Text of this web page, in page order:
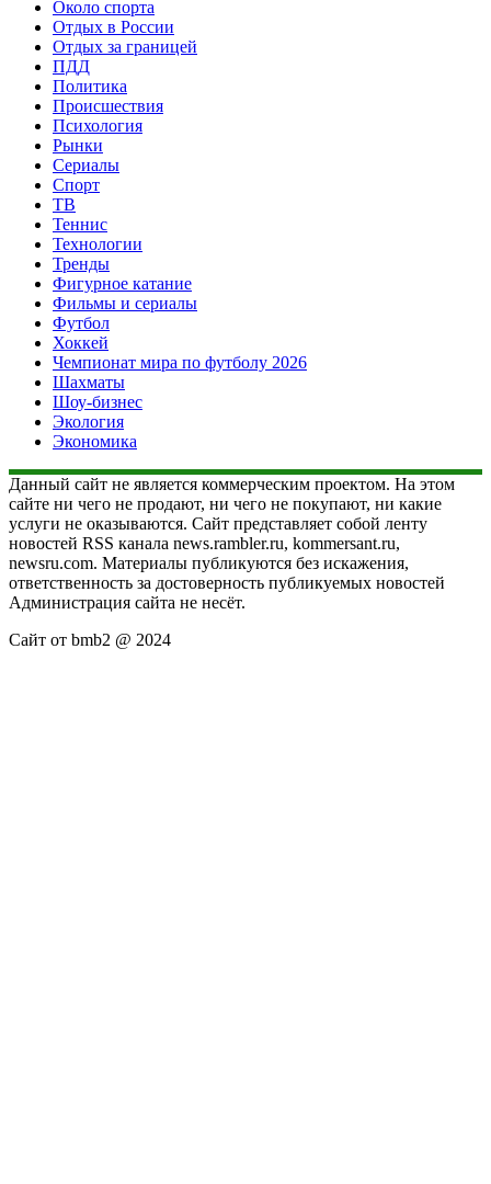
Около спорта
Отдых в России
Отдых за границей
ПДД
Политика
Происшествия
Психология
Рынки
Сериалы
Спорт
ТВ
Теннис
Технологии
Тренды
Фигурное катание
Фильмы и сериалы
Футбол
Хоккей
Чемпионат мира по футболу 2026
Шахматы
Шоу-бизнес
Экология
Экономика
Данный сайт не является коммерческим проектом. На этом
сайте ни чего не продают, ни чего не покупают, ни какие
услуги не оказываются. Сайт представляет собой ленту
новостей RSS канала news.rambler.ru, kommersant.ru,
newsru.com. Материалы публикуются без искажения,
ответственность за достоверность публикуемых новостей
Администрация сайта не несёт.
Сайт от bmb2 @ 2024